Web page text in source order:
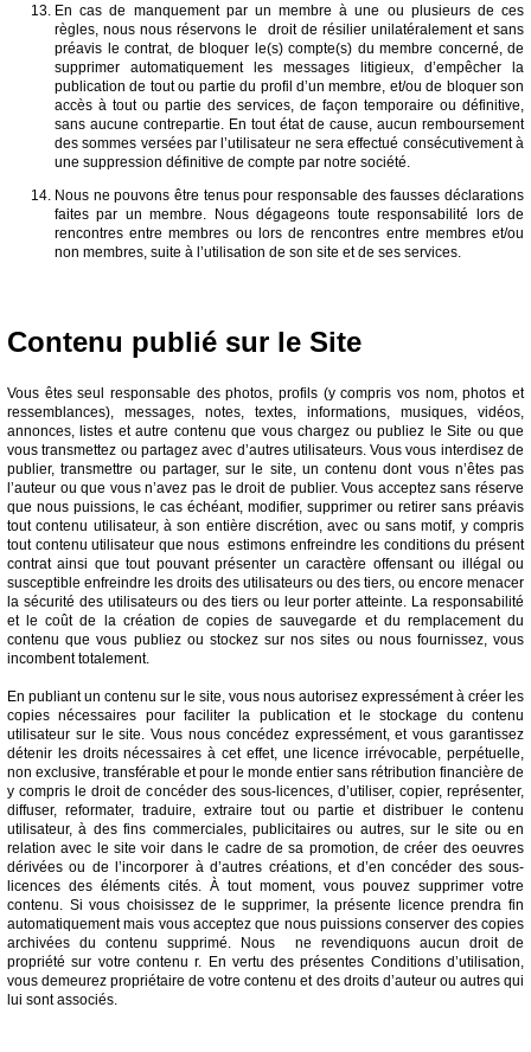
En cas de manquement par un membre à une ou plusieurs de ces
règles, nous nous réservons le droit de résilier unilatéralement et sans
préavis le contrat, de bloquer le(s) compte(s) du membre concerné, de
supprimer automatiquement les messages litigieux, d’empêcher la
publication de tout ou partie du profil d’un membre, et/ou de bloquer son
accès à tout ou partie des services, de façon temporaire ou définitive,
sans aucune contrepartie. En tout état de cause, aucun remboursement
des sommes versées par l’utilisateur ne sera effectué consécutivement à
une suppression définitive de compte par notre société.
Nous ne pouvons être tenus pour responsable des fausses déclarations
faites par un membre. Nous dégageons toute responsabilité lors de
rencontres entre membres ou lors de rencontres entre membres et/ou
non membres, suite à l’utilisation de son site et de ses services.
Contenu publié sur le Site
Vous êtes seul responsable des photos, profils (y compris vos nom, photos et
ressemblances), messages, notes, textes, informations, musiques, vidéos,
annonces, listes et autre contenu que vous chargez ou publiez le Site ou que
vous transmettez ou partagez avec d’autres utilisateurs. Vous vous interdisez de
publier, transmettre ou partager, sur le site, un contenu dont vous n’êtes pas
l’auteur ou que vous n’avez pas le droit de publier. Vous acceptez sans réserve
que nous puissions, le cas échéant, modifier, supprimer ou retirer sans préavis
tout contenu utilisateur, à son entière discrétion, avec ou sans motif, y compris
tout contenu utilisateur que nous estimons enfreindre les conditions du présent
contrat ainsi que tout pouvant présenter un caractère offensant ou illégal ou
susceptible enfreindre les droits des utilisateurs ou des tiers, ou encore menacer
la sécurité des utilisateurs ou des tiers ou leur porter atteinte. La responsabilité
et le coût de la création de copies de sauvegarde et du remplacement du
contenu que vous publiez ou stockez sur nos sites ou nous fournissez, vous
incombent totalement.
En publiant un contenu sur le site, vous nous autorisez expressément à créer les
copies nécessaires pour faciliter la publication et le stockage du contenu
utilisateur sur le site. Vous nous concédez expressément, et vous garantissez
détenir les droits nécessaires à cet effet, une licence irrévocable, perpétuelle,
non exclusive, transférable et pour le monde entier sans rétribution financière de
y compris le droit de concéder des sous-licences, d’utiliser, copier, représenter,
diffuser, reformater, traduire, extraire tout ou partie et distribuer le contenu
utilisateur, à des fins commerciales, publicitaires ou autres, sur le site ou en
relation avec le site voir dans le cadre de sa promotion, de créer des oeuvres
dérivées ou de l’incorporer à d’autres créations, et d’en concéder des sous-
licences des éléments cités. À tout moment, vous pouvez supprimer votre
contenu. Si vous choisissez de le supprimer, la présente licence prendra fin
automatiquement mais vous acceptez que nous puissions conserver des copies
archivées du contenu supprimé. Nous ne revendiquons aucun droit de
propriété sur votre contenu r. En vertu des présentes Conditions d’utilisation,
vous demeurez propriétaire de votre contenu et des droits d’auteur ou autres qui
lui sont associés.